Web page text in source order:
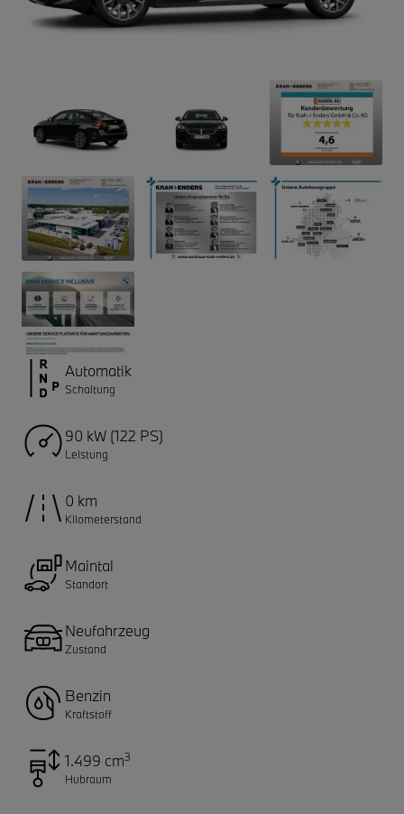
Automatik
Schaltung
90 kW (122 PS)
Leistung
0 km
Kilometerstand
Maintal
Standort
Neufahrzeug
Zustand
Benzin
Kraftstoff
1.499 cm3
Hubraum